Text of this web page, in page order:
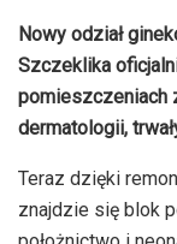
Nowy odział
Szczeklika
pomieszczeniach
dermatologii,
Teraz dzięki
znajdzie się blok